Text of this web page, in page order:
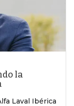
la
Laval Ibérica